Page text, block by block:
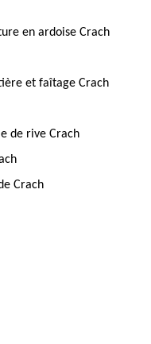
en ardoise Crach
et faîtage Crach
de rive Crach
Crach